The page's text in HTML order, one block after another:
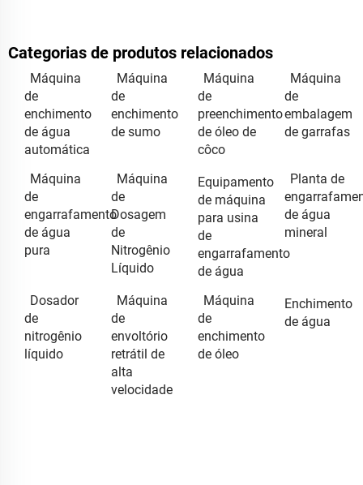
Categorias de produtos relacionados
Máquina
de
enchimento
de água
automática
Máquina
de
enchimento
de sumo
Máquina
de
preenchimento
de óleo de
côco
Máquina
de
embalagem
de garrafas
Máquina
de
engarrafamento
de água
pura
Máquina
de
Dosagem
de
Nitrogênio
Líquido
Equipamento
de máquina
para usina
de
engarrafamento
de água
Planta de
de água
mineral
Dosador
de
nitrogênio
líquido
Máquina
de
envoltório
retrátil de
alta
velocidade
Máquina
de
enchimento
de óleo
Enchimento
de água